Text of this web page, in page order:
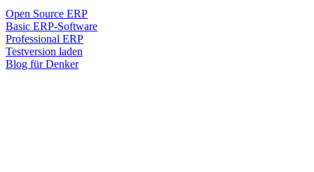
Open Source ERP
Basic ERP-Software
Professional ERP
Testversion laden
Blog für Denker